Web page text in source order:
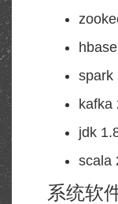
spark
kafka
jdk
scala
系统软